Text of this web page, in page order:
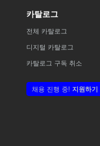
카탈로그
전체 카탈로그
디지털 카탈로그
카탈로그 구독 취소
채용 진행 중! 지원하기